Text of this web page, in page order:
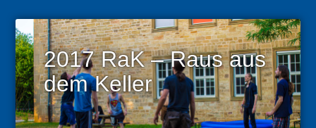
2017 RaK – Raus aus
dem Keller